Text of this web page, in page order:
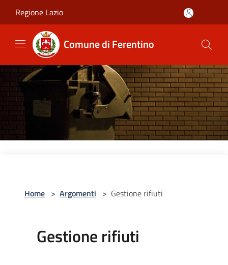
Regione Lazio
Comune di Ferentino
Home > Argomenti > Gestione rifiuti
Gestione rifiuti